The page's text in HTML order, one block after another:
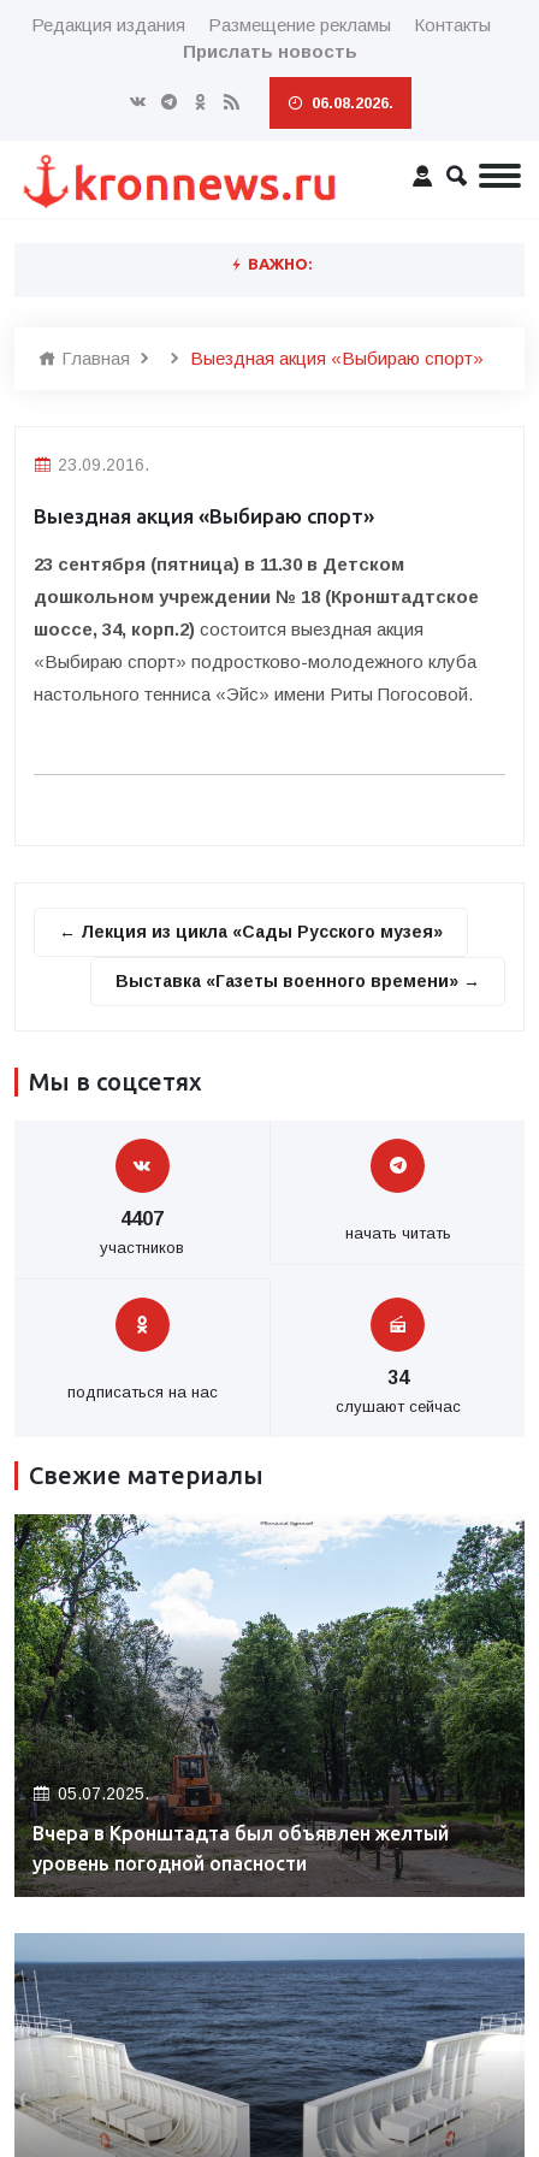
Редакция издания Размещение рекламы
Контакты
Прислать новость
06.08.2026.
ВАЖНО:
Главная Выездная акция «Выбираю спорт»
23.09.2016.
Выездная акция «Выбираю спорт»
23 сентября (пятница) в 11.30 в Детском
дошкольном учреждении № 18 (Кронштадтское
шоссе, 34, корп.2) состоится выездная акция
«Выбираю спорт» подростково-молодежного клуба
настольного тенниса «Эйс» имени Риты Погосовой.
← Лекция из цикла «Сады Русского музея»
Выставка «Газеты военного времени» →
Мы в соцсетях
4407
участников
начать читать
подписаться на нас
34
слушают сейчас
Свежие материалы
05.07.2025.
Вчера в Кронштадта был объявлен желтый
уровень погодной опасности